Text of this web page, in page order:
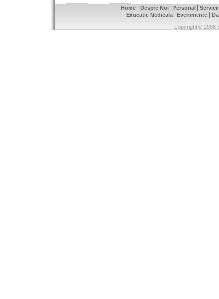
Home Despre Noi Personal
Educatie Medicala
Evenimente
Copyright © 2008